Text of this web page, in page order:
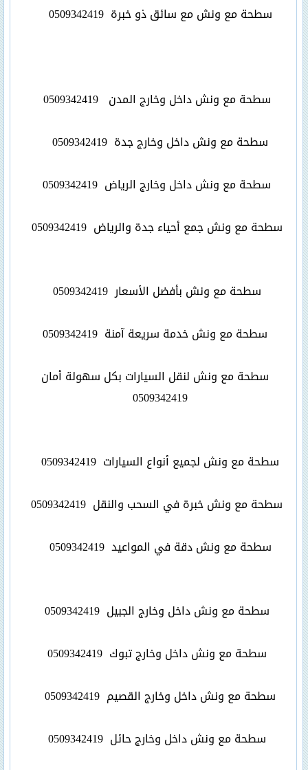
سطحة مع ونش مع سائق ذو خبرة0509342419
سطحة مع ونش داخل وخارج المدن0509342419
سطحة مع ونش داخل وخارج جدة 0509342419
سطحة مع ونش داخل وخارج الرياض 0509342419
سطحة مع ونش جمع أحياء جدة والرياض0509342419
سطحة مع ونش بأفضل الأسعار0509342419
سطحة مع ونش خدمة سريعة آمنة 0509342419
سطحة مع ونش لنقل السيارات بكل سهولة أمان
0509342419
سطحة مع ونش لجميع أنواع السيارات 0509342419
سطحة مع ونش خبرة في السحب والنقل 0509342419
سطحة مع ونش دقة في المواعيد0509342419
سطحة مع ونش داخل وخارج الجبيل0509342419
سطحة مع ونش داخل وخارج تبوك0509342419
سطحة مع ونش داخل وخارج القصيم 0509342419
سطحة مع ونش داخل وخارج حائل0509342419